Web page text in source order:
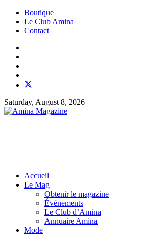
Boutique
Le Club Amina
Contact
Saturday, August 8, 2026
Accueil
Le Mag
Obtenir le magazine
Événements
Le Club d’Amina
Annuaire Amina
Mode